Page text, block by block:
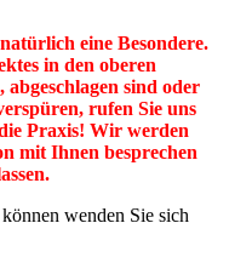
eine Besondere.
in den oberen
sind oder
rufen Sie uns
Praxis! Wir werden
mit Ihnen besprechen
wenden Sie sich